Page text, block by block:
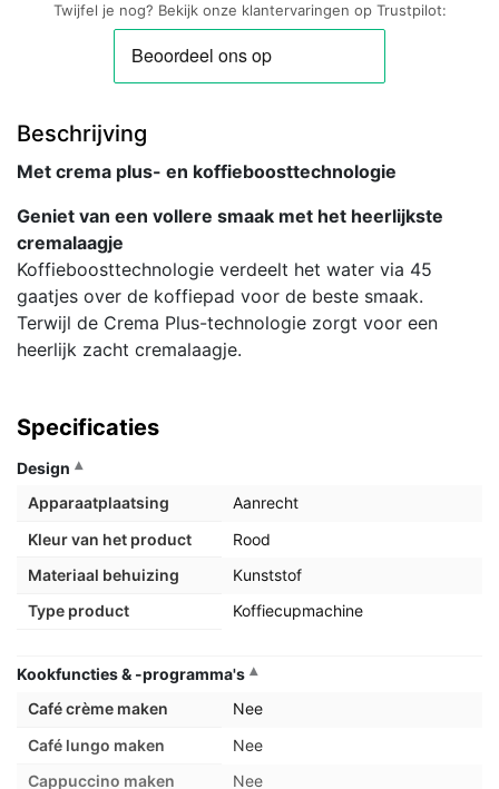
Twijfel je nog? Bekijk onze klantervaringen op Trustpilot:
Beschrijving
Met crema plus- en koffieboosttechnologie
Geniet van een vollere smaak met het heerlijkste
cremalaagje
Koffieboosttechnologie verdeelt het water via 45
gaatjes over de koffiepad voor de beste smaak.
Terwijl de Crema Plus-technologie zorgt voor een
heerlijk zacht cremalaagje.
Specificaties
Design
Apparaatplaatsing
Aanrecht
Kleur van het product
Rood
Materiaal behuizing
Kunststof
Type product
Koffiecupmachine
Kookfuncties & -programma's
Café crème maken
Nee
Café lungo maken
Nee
Cappuccino maken
Nee